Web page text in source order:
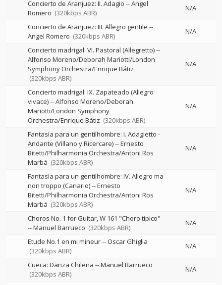
Concierto de Aranjuez: II. Adagio --Angel
Romero (320kbps ABR)
N/A
Concierto de Aranjuez: III. Allegro gentile --
Angel Romero (320kbps ABR)
N/A
Concierto madrigal: VI. Pastoral (Allegretto)--
Alfonso Moreno/Deborah Mariotti/London
Symphony Orchestra/Enrique Bátiz
(320kbps ABR)
N/A
Concierto madrigal: IX. Zapateado (Allegro
vivace)--Alfonso Moreno/Deborah
Mariotti/London Symphony
Orchestra/Enrique Bátiz (320kbps ABR)
N/A
Fantasía para un gentilhombre: I. Adagietto -
Andante (Villano y Ricercare)--Ernesto
Bitetti/Philharmonia Orchestra/Antoni Ros
Marbá (320kbps ABR)
N/A
Fantasía para un gentilhombre: IV. Allegro ma
non troppo (Canario)--Ernesto
Bitetti/Philharmonia Orchestra/Antoni Ros
Marbá (320kbps ABR)
N/A
Choros No. 1 for Guitar, W 161 "Choro tipico"
--Manuel Barrueco (320kbps ABR)
N/A
Etude No.1 en mi mineur--Oscar Ghiglia
(320kbps ABR)
N/A
Cueca: Danza Chilena --Manuel Barrueco
(320kbps ABR)
N/A